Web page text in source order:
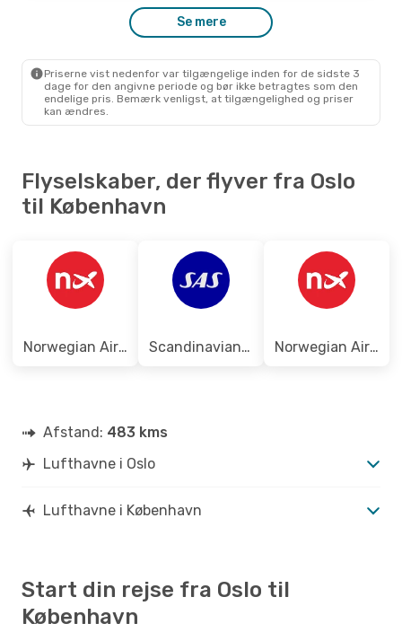
- Søn. 1. Nov.
OSL- CPH
Norwegian Air ShuttleDirekte
CPH- OSL
Se mere
Priserne vist nedenfor var tilgængelige inden for de sidste 3
dage for den angivne periode og bør ikke betragtes som den
endelige pris. Bemærk venligst, at tilgængelighed og priser
kan ændres.
Flyselskaber, der flyver fra Oslo
til København
Norwegian Air Shuttle Scandinavian Airlines Norwegian Air Sweden
Afstand: 483 kms
Lufthavne i Oslo
Lufthavne i København
Start din rejse fra Oslo til
København